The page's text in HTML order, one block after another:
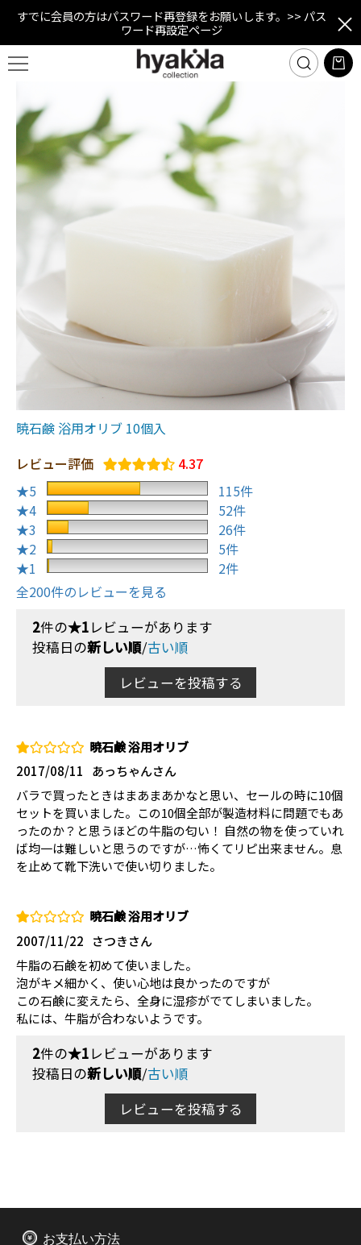
すでに会員の方はパスワード再登録をお願いします。 >> パス
ワード再設定ページ
暁石鹸 浴用オリブ 10個入
レビュー評価
4.37
★5
115件
★4
52件
★3
26件
★2
5件
★1
2件
全200件のレビューを見る
2件の★1レビューがあります
投稿日の新しい順/古い順
レビューを投稿する
暁石鹸 浴用オリブ
あっちゃんさん
2017/08/11
バラで買ったときはまあまあかなと思い、セールの時に10個
セットを買いました。この10個全部が製造材料に問題でもあ
ったのか？と思うほどの牛脂の匂い！ 自然の物を使っていれ
ば均一は難しいと思うのですが…怖くてリピ出来ません。息
を止めて靴下洗いで使い切りました。
暁石鹸 浴用オリブ
さつきさん
2007/11/22
牛脂の石鹸を初めて使いました。
泡がキメ細かく、使い心地は良かったのですが
この石鹸に変えたら、全身に湿疹がでてしまいました。
私には、牛脂が合わないようです。
2件の★1レビューがあります
投稿日の新しい順/古い順
レビューを投稿する
お支払い方法